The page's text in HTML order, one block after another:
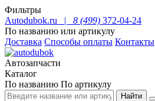
Фильтры
Autodubok.ru |
8 (499) 372-04-24
По названию или артикулу
Доставка Способы оплаты Контакты
Автозапчасти
Каталог
По названию По артикулу
Найти